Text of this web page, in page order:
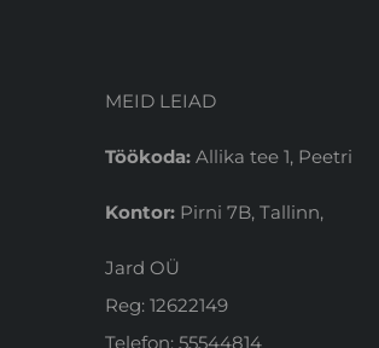
MEID LEIAD
Töökoda: Allika tee 1, Peetri
Kontor: Pirni 7B, Tallinn,
Jard OÜ
Reg: 12622149
Telefon: 55544814